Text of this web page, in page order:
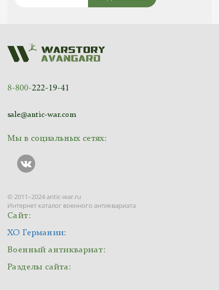
8-800-222-19-41
sale@antic-war.com
Мы в социальных сетях:
© 2011–2024 antic-war.ru
Интернет каталог военного антиквариата
Сайт:
ХО Германии:
Военный антиквариат:
Разделы сайта: